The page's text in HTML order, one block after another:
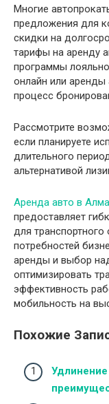
Многие
предложения для
скидки на
тарифы на аренду
программы
онлайн или аренды
процесс
Рассмотрите
если планируете
длительного
альтернативой
Аренда авто в
предоставляет
для
потребностей
аренды и выбор
оптимизировать
эффективность
мобильность на
Похожие